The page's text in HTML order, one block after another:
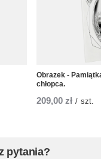
Obrazek - Pamiątka
chłopca.
209,00 zł / szt.
pytania?